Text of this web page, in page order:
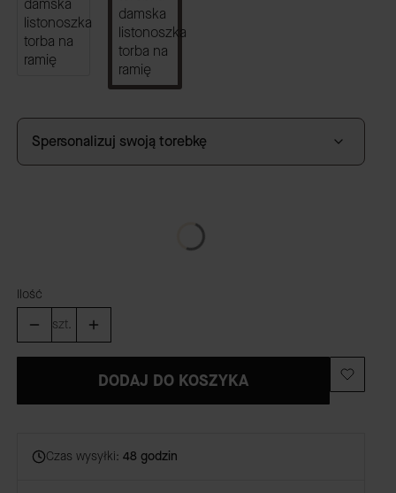
Spersonalizuj swoją torebkę
Ilość
szt.
DODAJ DO KOSZYKA
Czas wysyłki: 48 godzin